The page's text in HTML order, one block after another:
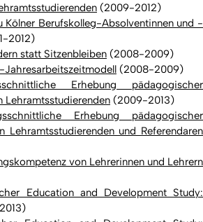
(2009-2012)
Kölner Berufskolleg-Absolventinnen und -
2012)
statt Sitzenbleiben (2008-2009)
Jahresarbeitszeitmodell (2008-2009)
Erhebung pädagogischer
Lehramtsstudierenden (2009-2013)
Erhebung pädagogischer
Lehramtsstudierenden und Referendaren
von Lehrerinnen und Lehrern
Education and Development Study: